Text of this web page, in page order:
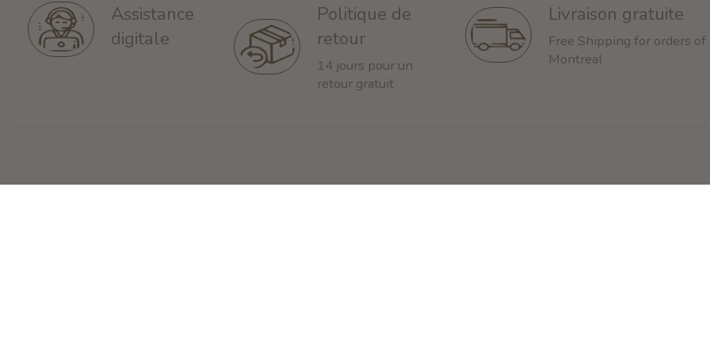
Assistance
digitale
Politique de
retour
14 jours pour un
retour gratuit
Livraison gratuite
Free Shipping for orders
Montreal